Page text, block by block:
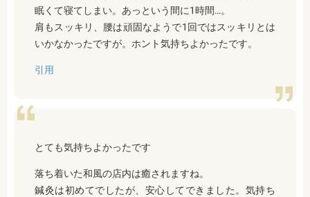
眠くて寝てしまい。 あっという間に1時間…。
肩もスッキリ、腰は頑固なようで1回ではスッキリとは
いかなかったですが。 ホント気持ちよかったです。
引用
とても気持ちよかったです
落ち着いた和風の店内は癒されますね。
鍼灸は初めてでしたが、安心してできました。気持ち